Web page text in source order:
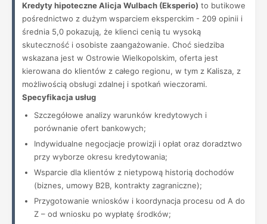
Kredyty hipoteczne Alicja Wulbach (Eksperio) to butikowe
pośrednictwo z dużym wsparciem eksperckim - 209 opinii i
średnia 5,0 pokazują, że klienci cenią tu wysoką
skuteczność i osobiste zaangażowanie. Choć siedziba
wskazana jest w Ostrowie Wielkopolskim, oferta jest
kierowana do klientów z całego regionu, w tym z Kalisza, z
możliwością obsługi zdalnej i spotkań wieczorami.
Specyfikacja usług
Szczegółowe analizy warunków kredytowych i
porównanie ofert bankowych;
Indywidualne negocjacje prowizji i opłat oraz doradztwo
przy wyborze okresu kredytowania;
Wsparcie dla klientów z nietypową historią dochodów
(biznes, umowy B2B, kontrakty zagraniczne);
Przygotowanie wniosków i koordynacja procesu od A do
Z – od wniosku po wypłatę środków;